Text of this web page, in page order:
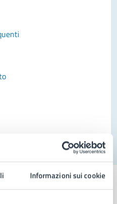
Informazioni sui cookie